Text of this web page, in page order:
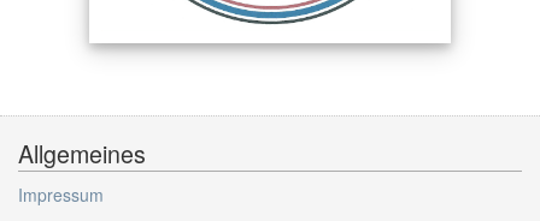
Allgemeines
Impressum